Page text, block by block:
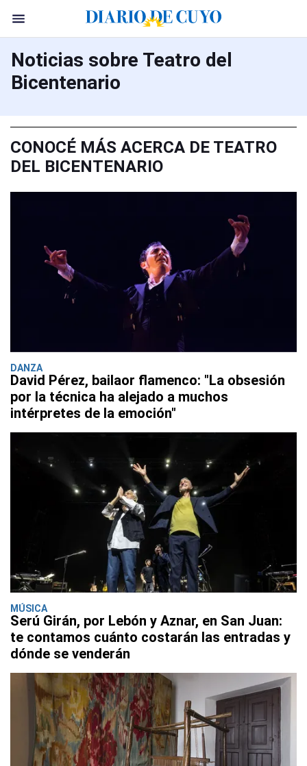
Noticias sobre Teatro del
Bicentenario
CONOCÉ MÁS ACERCA DE TEATRO
DEL BICENTENARIO
DANZA
David Pérez, bailaor flamenco: "La obsesión
por la técnica ha alejado a muchos
intérpretes de la emoción"
MÚSICA
Serú Girán, por Lebón y Aznar, en San Juan:
te contamos cuánto costarán las entradas y
dónde se venderán